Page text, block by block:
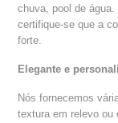
chuva, pool de
certifique-se que a
forte.
Elegante e
Nós fornecemos
textura em relevo ou